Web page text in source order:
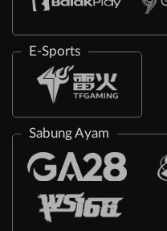
E-Sports
Sabung Ayam